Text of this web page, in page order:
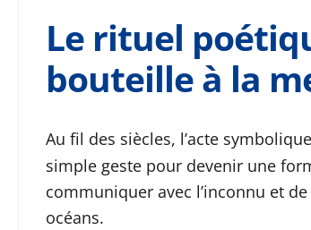
Le rituel
bouteille à la
Au fil des siècles, l’acte
simple geste pour devenir une
communiquer avec l’inconnu et
océans.